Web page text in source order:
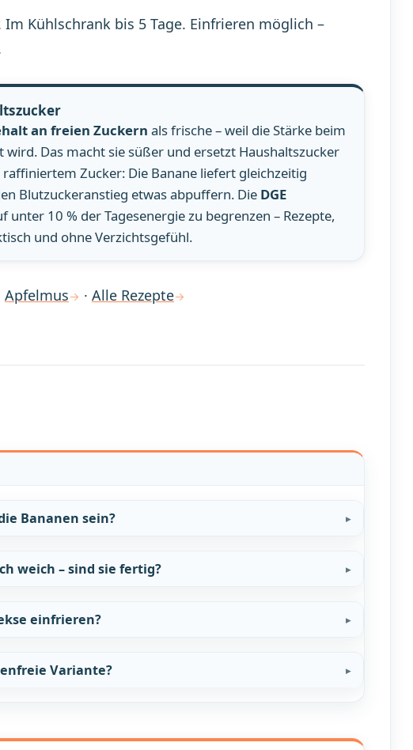
Kühlschrank bis 5 Tage. Einfrieren möglich –
an freien Zuckern als frische – weil die Stärke beim
Das macht sie süßer und ersetzt Haushaltszucker
Zucker: Die Banane liefert gleichzeitig
Blutzuckeranstieg etwas abpuffern. Die DGE
10 % der Tagesenergie zu begrenzen – Rezepte,
und ohne Verzichtsgefühl.
Apfelmus · Alle Rezepte
Bananen sein?
weich – sind sie fertig?
einfrieren?
Variante?